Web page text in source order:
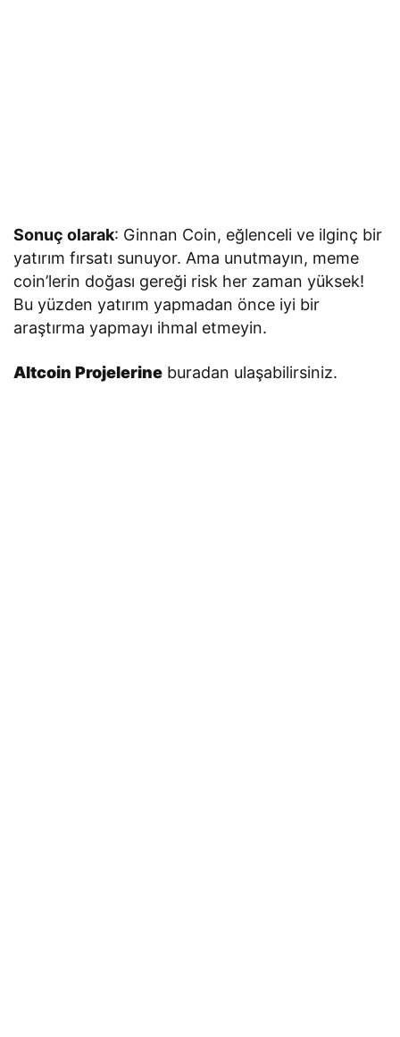
Sonuç olarak: Ginnan Coin, eğlenceli ve ilginç bir
yatırım fırsatı sunuyor. Ama unutmayın, meme
coin’lerin doğası gereği risk her zaman yüksek!
Bu yüzden yatırım yapmadan önce iyi bir
araştırma yapmayı ihmal etmeyin.
Altcoin Projelerine buradan ulaşabilirsiniz.